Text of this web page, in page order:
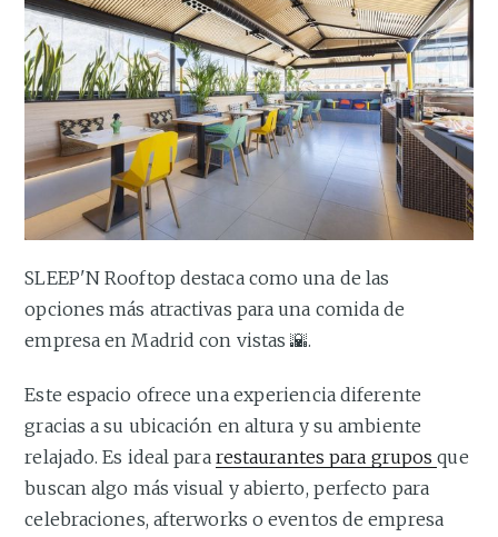
SLEEP'N Rooftop destaca como una de las
opciones más atractivas para una comida de
empresa en Madrid con vistas 🌇.
Este espacio ofrece una experiencia diferente
gracias a su ubicación en altura y su ambiente
relajado. Es ideal para restaurantes para gruposque
buscan algo más visual y abierto, perfecto para
celebraciones, afterworks o eventos de empresa